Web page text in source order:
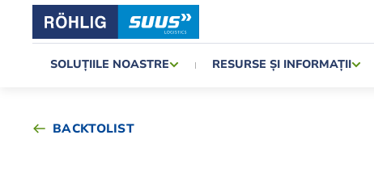
SOLUȚIILE NOASTRE RESURSE ȘI INFORMAȚII
BACKTOLIST